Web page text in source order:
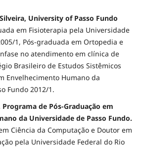
University of Passo Fundo
em Fisioterapia pela Universidade
1, Pós-graduada em Ortopedia e
no atendimento em clínica de
Brasileiro de Estudos Sistêmicos
Envelhecimento Humano da
Fundo 2012/1.
de Pós-Graduação em
da Universidade de Passo Fundo.
Ciência da Computação e Doutor em
pela Universidade Federal do Rio